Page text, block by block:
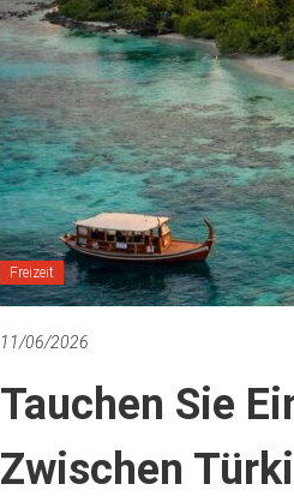
Freizeit
11/06/2026
Tauchen Sie
Zwischen